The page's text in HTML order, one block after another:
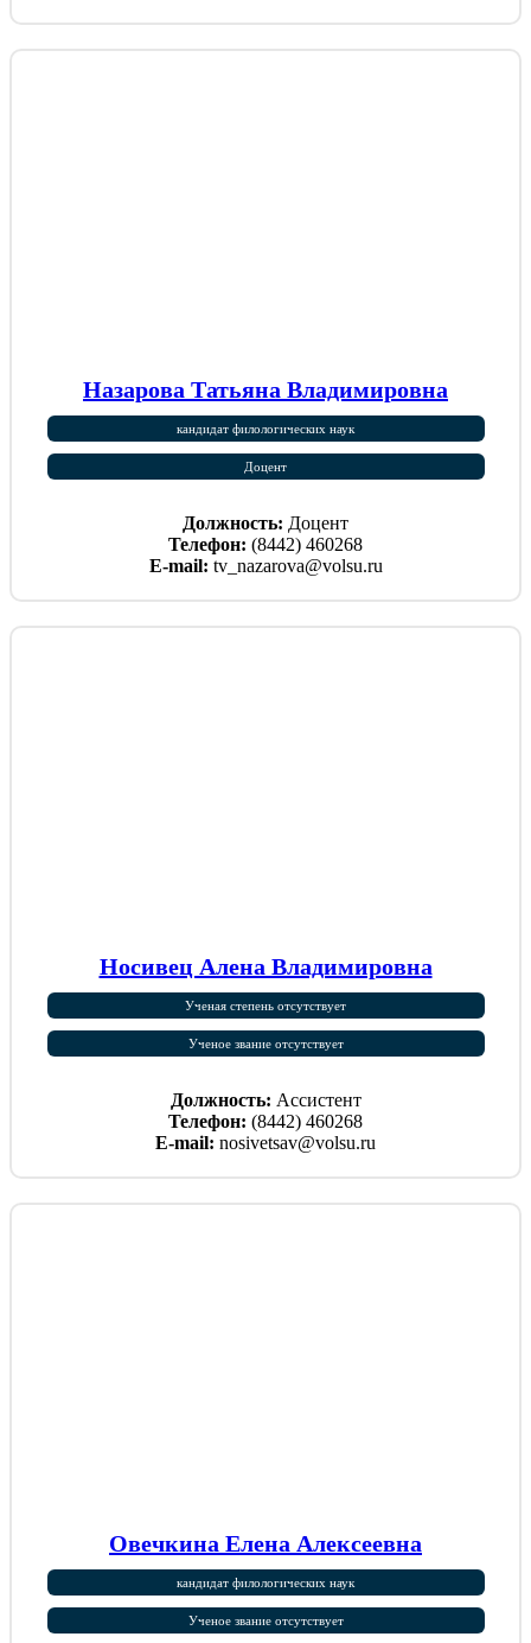
Назарова Татьяна Владимировна
кандидат филологических наук
Доцент
Должность: Доцент
Телефон: (8442) 460268
E-mail: tv_nazarova@volsu.ru
Носивец Алена Владимировна
Ученая степень отсутствует
Ученое звание отсутствует
Должность: Ассистент
Телефон: (8442) 460268
E-mail: nosivetsav@volsu.ru
Овечкина Елена Алексеевна
кандидат филологических наук
Ученое звание отсутствует